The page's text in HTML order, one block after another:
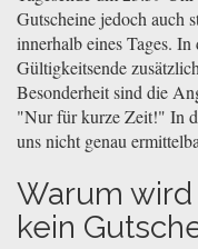
Gutscheine jedoch auch
innerhalb eines Tages.
Gültigkeitsende
Besonderheit sind die
"Nur für kurze Zeit!" In
uns nicht genau
Warum
kein